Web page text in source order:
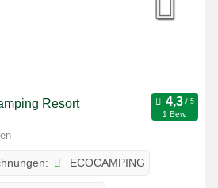
Resort
1 Bew.
ECOCAMPING